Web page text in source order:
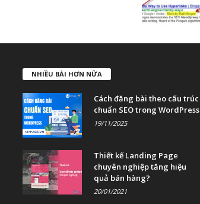
NHIỀU BÀI HƠN NỮA
Cách đăng bài theo cấu trúc
chuẩn SEO trong WordPress
19/11/2025
Thiết kế Landing Page
chuyên nghiệp tăng hiệu
quả bán hàng?
20/01/2021